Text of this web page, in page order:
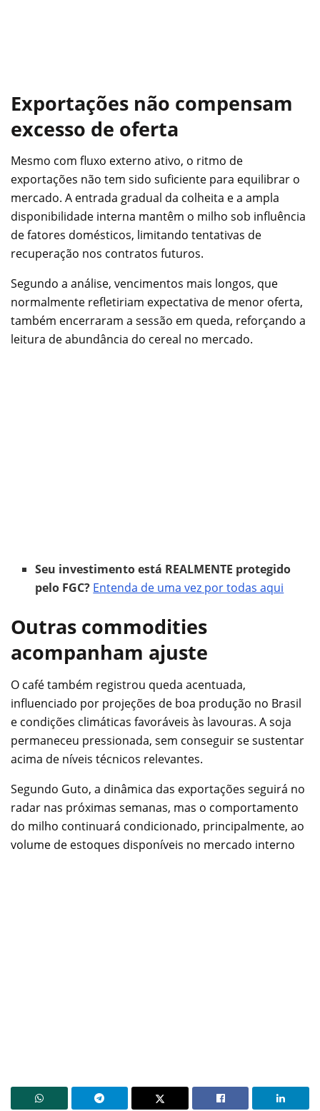
Exportações não compensam
excesso de oferta
Mesmo com fluxo externo ativo, o ritmo de
exportações não tem sido suficiente para equilibrar o
mercado. A entrada gradual da colheita e a ampla
disponibilidade interna mantêm o milho sob influência
de fatores domésticos, limitando tentativas de
recuperação nos contratos futuros.
Segundo a análise, vencimentos mais longos, que
normalmente refletiriam expectativa de menor oferta,
também encerraram a sessão em queda, reforçando a
leitura de abundância do cereal no mercado.
Seu investimento está REALMENTE protegido
pelo FGC? Entenda de uma vez por todas aqui
Outras commodities
acompanham ajuste
O café também registrou queda acentuada,
influenciado por projeções de boa produção no Brasil
e condições climáticas favoráveis às lavouras. A soja
permaneceu pressionada, sem conseguir se sustentar
acima de níveis técnicos relevantes.
Segundo Guto, a dinâmica das exportações seguirá no
radar nas próximas semanas, mas o comportamento
do milho continuará condicionado, principalmente, ao
volume de estoques disponíveis no mercado interno